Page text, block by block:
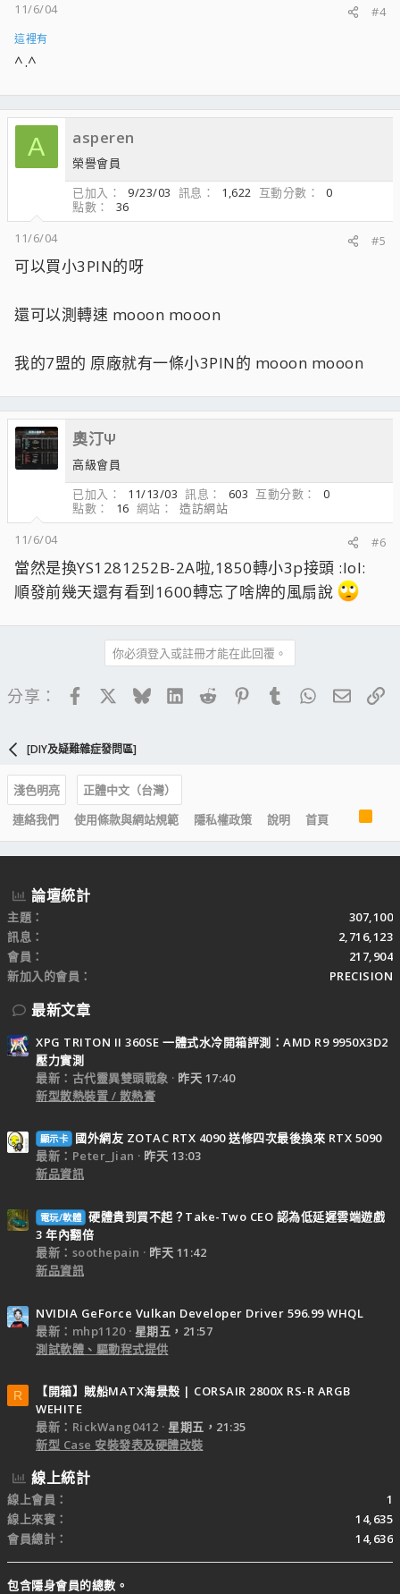
11/6/04
#4
這裡有
^.^
A asperen
榮譽會員
已加入
9/23/03 訊息 1,622 互動分數
0
點數
36
11/6/04
#5
可以買小3PIN的呀
還可以測轉速 mooon mooon
我的7盟的 原廠就有一條小3PIN的 mooon mooon
奧汀Ψ
高級會員
已加入
11/13/03 訊息 603 互動分數
0
點數
16 網站
造訪網站
11/6/04
#6
當然是換YS1281252B-2A啦,1850轉小3p接頭 :lol:
順發前幾天還有看到1600轉忘了啥牌的風扇說
你必須登入或註冊才能在此回覆。
分享： FacebookBlueskyLinkedIn
Reddit PinterestTumblrWhatsApp
電子
[DIY及疑難雜症發問區]
淺色明亮
正體中文（台灣）
連絡我們
使用條款與網站規範 隱私權政策 說明 首頁
S
論壇統計
主題
307,100
訊息
2,716,123
會員
217,904
新加入的會員
PRECISION
最新文章
XPG TRITON II 360SE 一體式水冷開箱評測：AMD R9 9950X3D2
壓力實測
最新：古代靈異雙頭戰象
昨天 17:40
新型散熱裝置 / 散熱膏
顯示卡
國外網友 ZOTAC RTX 4090 送修四次最後換來 RTX 5090
最新：Peter_Jian
昨天 13:03
新品資訊
電玩/軟體 硬體貴到買不起？Take-Two CEO 認為低延遲雲端遊戲
3 年內翻倍
最新：soothepain
昨天 11:42
新品資訊
NVIDIA GeForce Vulkan Developer Driver 596.99 WHQL
最新：mhp1120
星期五，21:57
測試軟體、驅動程式提供
R
【開箱】賊船MATX海景殼 | CORSAIR 2800X RS-R ARGB
WEHITE
最新：RickWang0412
星期五，21:35
新型 Case 安裝發表及硬體改裝
線上統計
線上會員
1
線上來賓
14,635
會員總計
14,636
包含隱身會員的總數。